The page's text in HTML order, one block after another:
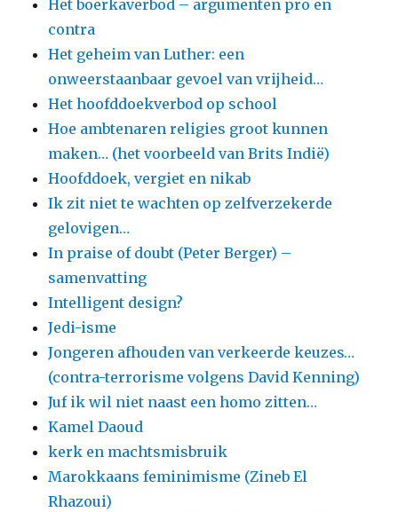
Het boerkaverbod – argumenten pro en
contra
Het geheim van Luther: een
onweerstaanbaar gevoel van vrijheid…
Het hoofddoekverbod op school
Hoe ambtenaren religies groot kunnen
maken… (het voorbeeld van Brits Indië)
Hoofddoek, vergiet en nikab
Ik zit niet te wachten op zelfverzekerde
gelovigen…
In praise of doubt (Peter Berger) –
samenvatting
Intelligent design?
Jedi-isme
Jongeren afhouden van verkeerde keuzes…
(contra-terrorisme volgens David Kenning)
Juf ik wil niet naast een homo zitten…
Kamel Daoud
kerk en machtsmisbruik
Marokkaans feminimisme (Zineb El
Rhazoui)